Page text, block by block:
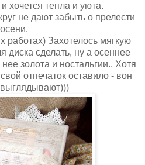
хочется тепла и уюта.
не дают забыть о прелести
осени.
работах) Захотелось мягкую
диска сделать, ну а осеннее
золота и ностальгии.. Хотя
отпечаток оставило - вон
выглядывают)))